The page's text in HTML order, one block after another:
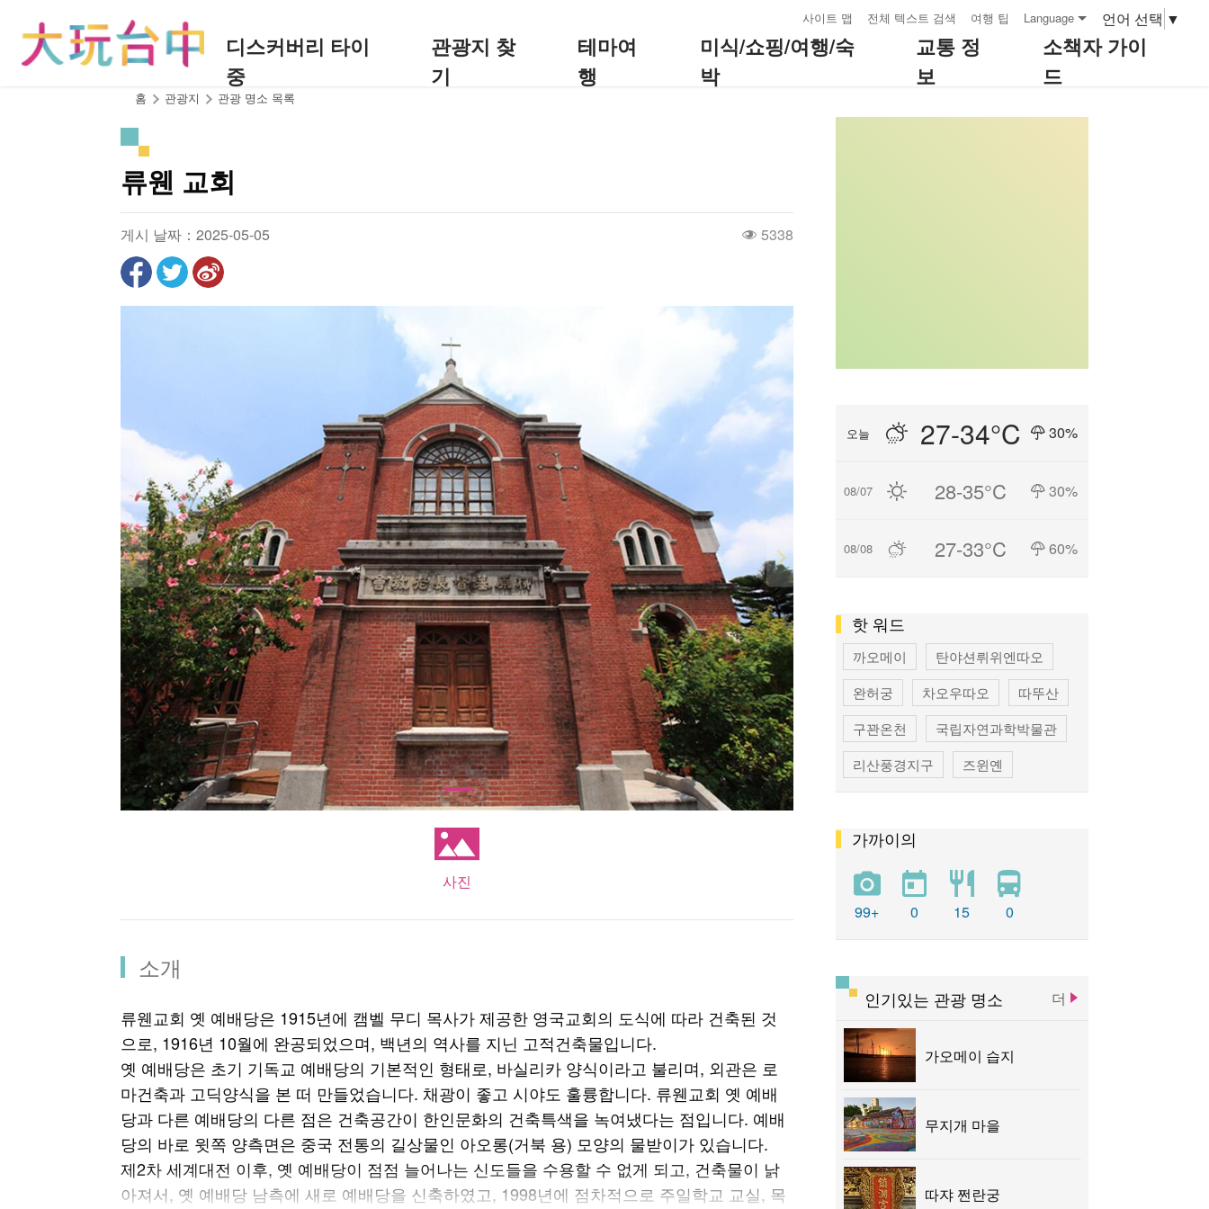
사이트 맵 전체 텍스트 검색 여행 팁 Language 언어 선택 ▼
디스커버리 타이
중
관광지 찾
기
테마여
행
미식/쇼핑/여행/숙
박
교통 정
보
소책자 가이
드
홈 관광지 관광 명소 목록
류웬 교회
게시 날짜：2025-05-05 5338
사진
소개
류웬교회 옛 예배당은 1915년에 캠벨 무디 목사가 제공한 영국교회의 도식에 따라 건축된 것
으로, 1916년 10월에 완공되었으며, 백년의 역사를 지닌 고적건축물입니다.
옛 예배당은 초기 기독교 예배당의 기본적인 형태로, 바실리카 양식이라고 불리며, 외관은 로
마건축과 고딕양식을 본 떠 만들었습니다. 채광이 좋고 시야도 훌륭합니다. 류웬교회 옛 예배
당과 다른 예배당의 다른 점은 건축공간이 한인문화의 건축특색을 녹여냈다는 점입니다. 예배
당의 바로 윗쪽 양측면은 중국 전통의 길상물인 아오롱(거북 용) 모양의 물받이가 있습니다.
제2차 세계대전 이후, 옛 예배당이 점점 늘어나는 신도들을 수용할 수 없게 되고, 건축물이 낡
아져서, 옛 예배당 남측에 새로 예배당을 신축하였고, 1998년에 점차적으로 주일학교 교실, 목
오늘 27-34°C 30%
08/07 28-35°C 30%
08/08 27-33°C 60%
핫 워드
까오메이
탄야션뤼위엔따오
완허궁
차오우따오
따뚜산
구꽌온천
국립자연과학박물관
리산풍경지구
즈윈옌
펑위엔 츠지궁
똥하이 목장
우치 관광 항구
따쟈 전쩐란궁
따쉬에산 삼림유원지
루스이 예배당
가까이의
99+ 0 15 0
인기있는 관광 명소 더
가오메이 습지
무지개 마을
따쟈 쩐란궁